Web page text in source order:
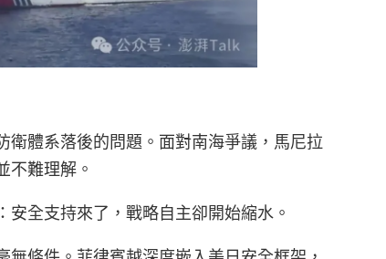
體系落後的問題。面對南海爭議，馬尼拉
不難理解。
全支持來了，戰略自主卻開始縮水。